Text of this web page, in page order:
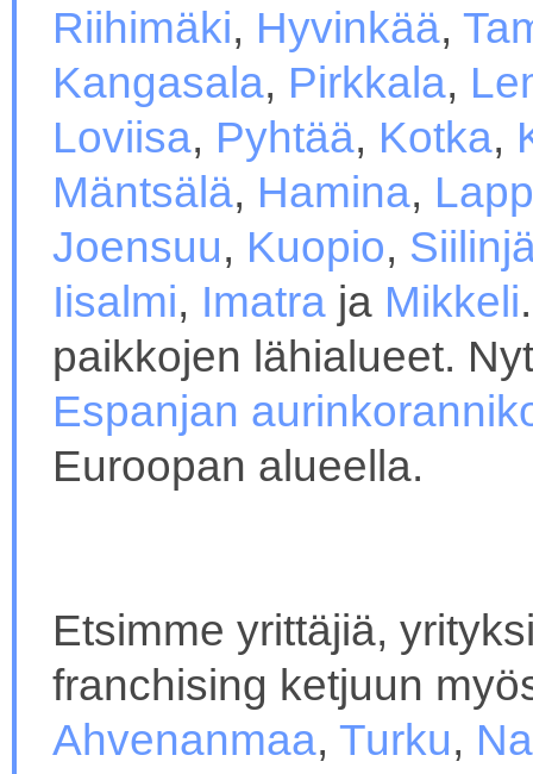
Riihimäki, Hyvinkää,
Kangasala, Pirkkala,
Loviisa, Pyhtää, Kotka,
Mäntsälä, Hamina,
Joensuu, Kuopio,
Iisalmi, Imatra ja Mikkeli
paikkojen lähialueet.
Espanjan
Euroopan alueella.
Etsimme yrittäjiä,
franchising ketjuun
Ahvenanmaa, Turku,